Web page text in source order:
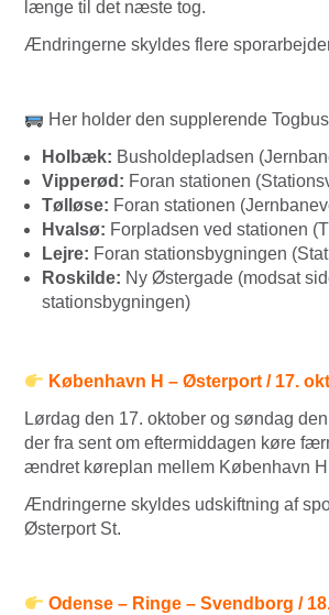
længe til det næste tog.
Ændringerne skyldes flere
Her holder den supplerende
Holbæk: Busholdepladsen
Vipperød: Foran stationen
Tølløse: Foran stationen
Hvalsø: Forpladsen ved stationen
Lejre: Foran stationsbygningen
Roskilde: Ny Østergade (modsat
stationsbygningen)
København H – Østerport / 17.
Lørdag den 17. oktober og søndag
der fra sent om eftermiddagen køre
ændret køreplan mellem København
Ændringerne skyldes udskiftning af
Østerport St.
Odense – Ringe – Svendborg /